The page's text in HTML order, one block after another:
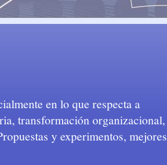
en lo que respecta a
transformación organizacional,
y experimentos, mejores